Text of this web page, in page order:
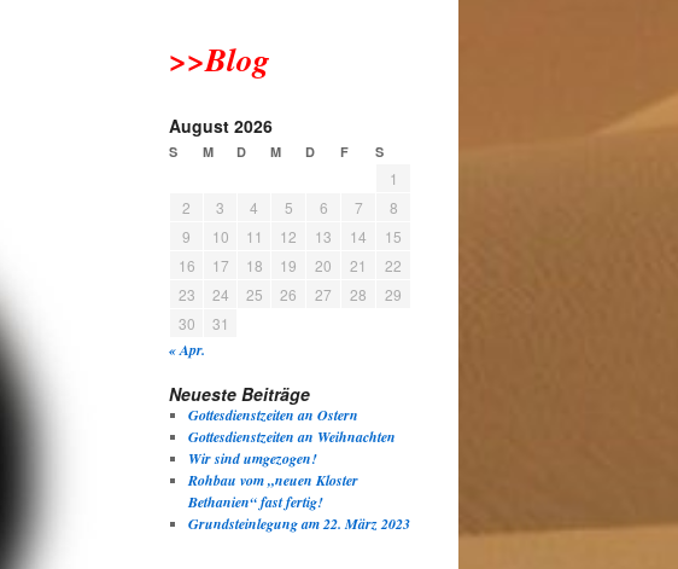
>>Blog
August 2026
S M D M D F S
1
2
3 4 5 6 7
8
9
10 11 12 13 14
15
16
17 18 19 20 21
22
23
24 25 26 27 28
29
30
31
« Apr.
Neueste Beiträge
Gottesdienstzeiten an Ostern
Gottesdienstzeiten an Weihnachten
Wir sind umgezogen!
Rohbau vom „neuen Kloster
Bethanien“ fast fertig!
Grundsteinlegung am 22. März 2023